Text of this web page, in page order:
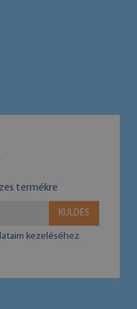
termékre
KÜLDÉS
kezeléséhez